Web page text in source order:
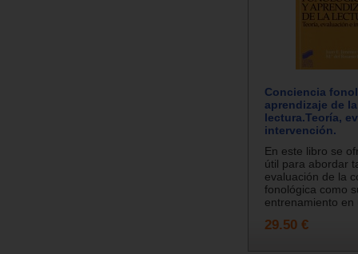
Conciencia
aprendizaje de la
lectura.Teoría,
intervención.
En este libro se
útil para abordar
evaluación de la
fonológica como
entrenamiento en
29.50 €